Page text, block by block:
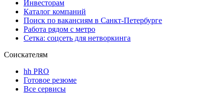
Инвесторам
Каталог компаний
Поиск по вакансиям в Санкт-Петербурге
Работа рядом с метро
Сетка: соцсеть для нетворкинга
Соискателям
hh PRO
Готовое резюме
Все сервисы